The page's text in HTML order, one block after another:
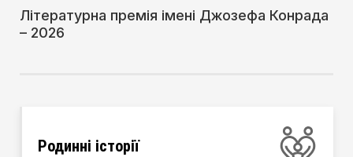
Літературна премія імені Джозефа Конрада
– 2026
Родинні історії